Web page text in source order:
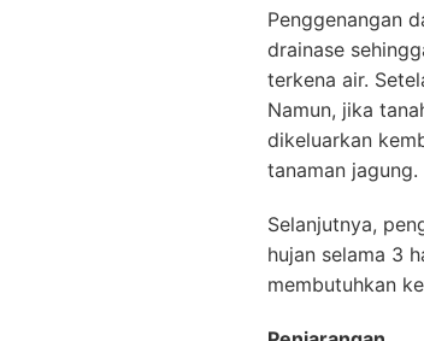
Penggenangan
drainase
terkena air.
Namun, jika
dikeluarkan
tanaman jagung.
Selanjutnya,
hujan selama 3
membutuhkan